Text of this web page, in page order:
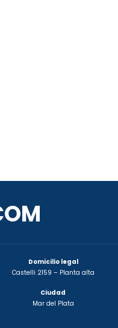
Domicilio legal
Castelli 2159 – Planta alta
Ciudad
Mar del Plata